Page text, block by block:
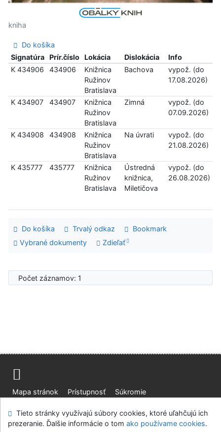
kniha
Do košíka
Signatúra
Prír.číslo Lokácia Dislokácia
Info
K 434906
434906
Knižnica
Ružinov
Bratislava
Bachova
vypož. (do
17.08.2026)
K 434907 434907
Knižnica
Ružinov
Bratislava
Zimná
vypož. (do
07.09.2026)
K 434908 434908
Knižnica
Ružinov
Bratislava
Na úvrati
vypož. (do
21.08.2026)
K 435777 435777
Knižnica
Ružinov
Bratislava
Ústredná
knižnica,
Miletičova
vypož. (do
26.08.2026)
Do košíka Trvalý odkaz
Bookmark
Vybrané dokumenty
Zdieľať
Počet záznamov: 1
Mapa stránok Prístupnosť
Súkromie
Knižnica Ružinov Bratislava
Tieto stránky využívajú súbory cookies, ktoré uľahčujú ich
prezeranie. Ďalšie informácie o tom ako používame cookies.